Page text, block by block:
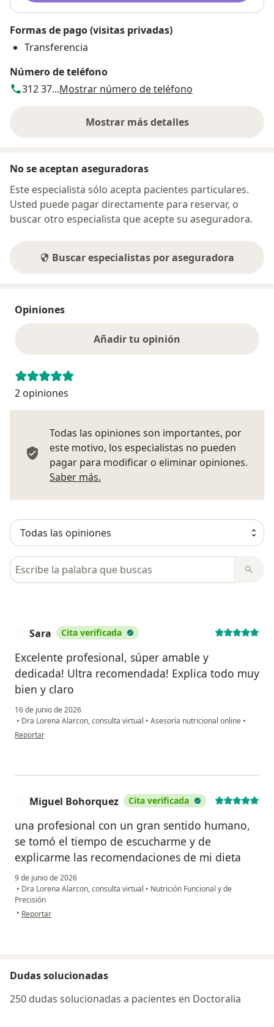
Formas de pago (visitas privadas)
Transferencia
Número de teléfono
312 37...Mostrar número de teléfono
Mostrar más detalles
sobre la dirección
No se aceptan aseguradoras
Este especialista sólo acepta pacientes particulares.
Usted puede pagar directamente para reservar, o
buscar otro especialista que acepte su aseguradora.
Buscar especialistas por aseguradora
Opiniones
Añadir tu opinión
2 opiniones
Todas las opiniones son importantes, por
este motivo, los especialistas no pueden
pagar para modificar o eliminar opiniones.
Saber más.
Busca en opiniones
Sara Cita verificada
Excelente profesional, súper amable y
dedicada! Ultra recomendada! Explica todo muy
bien y claro
16 de junio de 2026
• Dra Lorena Alarcon, consulta virtual • Asesoría nutricional online •
en opinión del usuario Sara
Reportar
Miguel Bohorquez Cita verificada
una profesional con un gran sentido humano,
se tomó el tiempo de escucharme y de
explicarme las recomendaciones de mi dieta
9 de junio de 2026
• Dra Lorena Alarcon, consulta virtual • Nutrición Funcional y de
Precisión
• en opinión del usuario Miguel Bohorquez
Reportar
Dudas solucionadas
250 dudas solucionadas a pacientes en Doctoralia